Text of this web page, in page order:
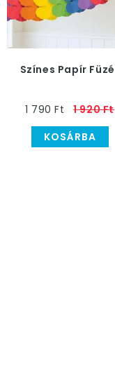
Színes Papír
1 790 Ft
1 920 Ft
KOSÁRBA